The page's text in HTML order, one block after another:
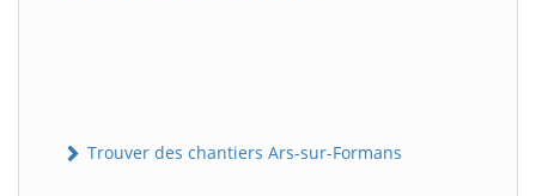
Trouver des chantiers Ars-sur-Formans